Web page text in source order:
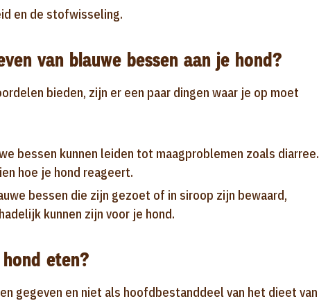
en de stofwisseling.
van blauwe bessen aan je hond?
bieden, zijn er een paar dingen waar je op moet
bessen kunnen leiden tot maagproblemen zoals diarree.
hoe je hond reageert.
bessen die zijn gezoet of in siroop zijn bewaard,
kunnen zijn voor je hond.
eten?
gegeven en niet als hoofdbestanddeel van het dieet van